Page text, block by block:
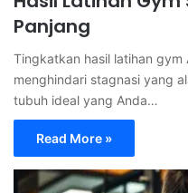
Panjang
Tingkatkan hasil latihan
menghindari stagnasi yang
tubuh ideal yang Anda…
Read More »